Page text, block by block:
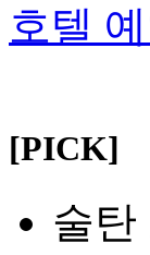
호텔
[PICK]
술탄